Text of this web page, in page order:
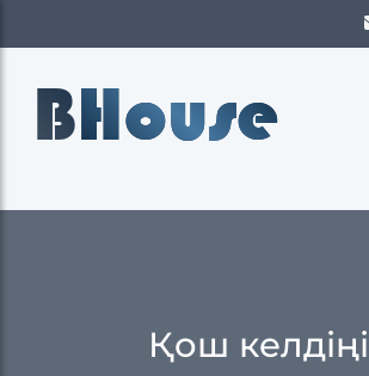
BHouse
Қош